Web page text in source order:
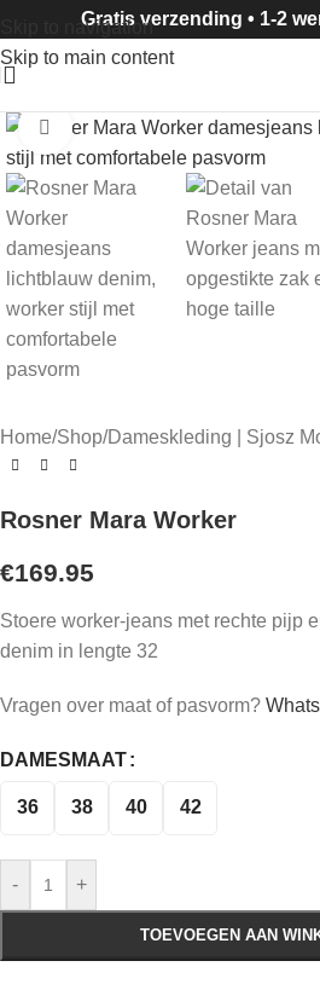
Skip to navigation
Skip to main content
20-30% korting op
Gratis verzending • 1-2
Click to enlarge
Home/Shop/Dameskleding | Sjosz
Rosner Mara Worker
€169.95
Stoere worker-jeans met rechte pijp
denim in lengte 32
Vragen over maat of pasvorm?
DAMESMAAT
36 38 40 42
- +
TOEVOEGEN AAN